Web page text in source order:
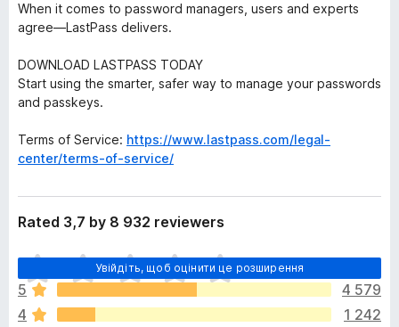
When it comes to password managers, users and experts
agree—LastPass delivers.
DOWNLOAD LASTPASS TODAY
Start using the smarter, safer way to manage your passwords
and passkeys.
Terms of Service: https://www.lastpass.com/legal-
center/terms-of-service/
Rated 3,7 by 8 932 reviewers
Увійдіть, щоб оцінити це розширення
Щ
е
н
е
5
4 579
4
1 242